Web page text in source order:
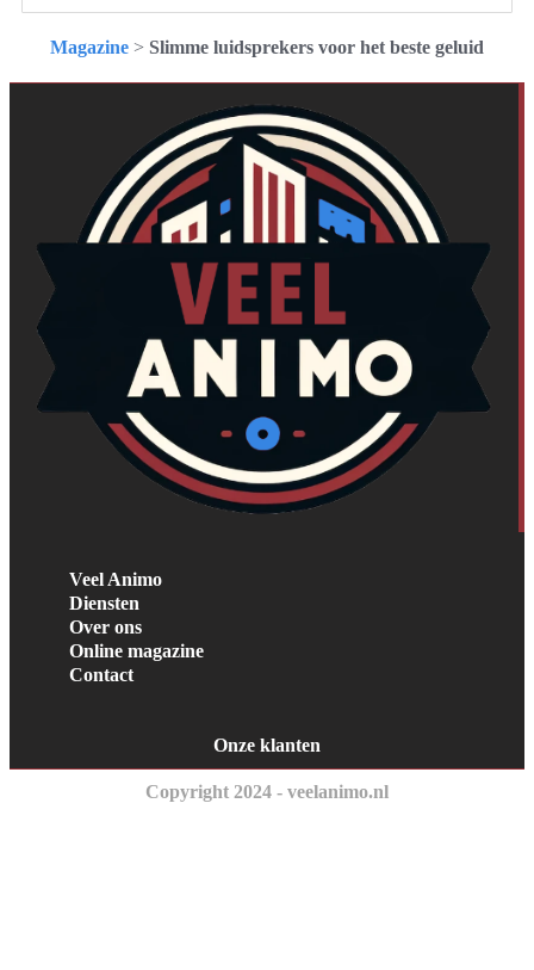
Magazine > Slimme luidsprekers voor het beste geluid
Veel Animo
Diensten
Over ons
Online magazine
Contact
Onze klanten
Copyright 2024 - veelanimo.nl